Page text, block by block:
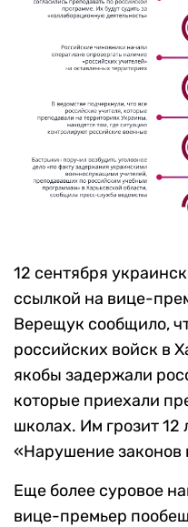
12 сентября
ссылкой на вице-
Верещук сообщило,
российских войск в
якобы задержали
которые приехали
школах. Им грозит 12
«Нарушение законов
Еще более суровое
вице-премьер